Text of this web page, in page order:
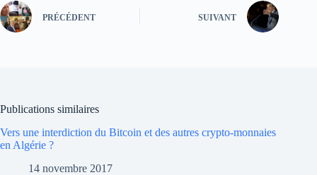
PRÉCÉDENT SUIVANT
Publications similaires
Vers une interdiction du Bitcoin et des autres crypto-monnaies
en Algérie ?
14 novembre 2017